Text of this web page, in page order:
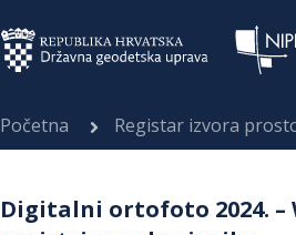
Početna Registar izvora
Digitalni ortofoto 2024. –